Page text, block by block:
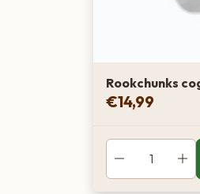
Rookchunks
€14,99